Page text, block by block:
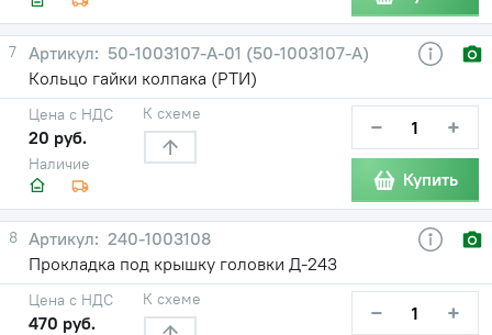
7
50-1003107-А-01 (50-1003107-А)
Кольцо гайки колпака (РТИ)
Наличие
Цена с НДС
20 руб.
К схеме − +
Купить
8
240-1003108
Прокладка под крышку головки Д-243
Цена с НДС
470 руб.
К схеме − +